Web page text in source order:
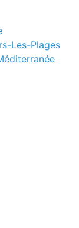
Les-Plages